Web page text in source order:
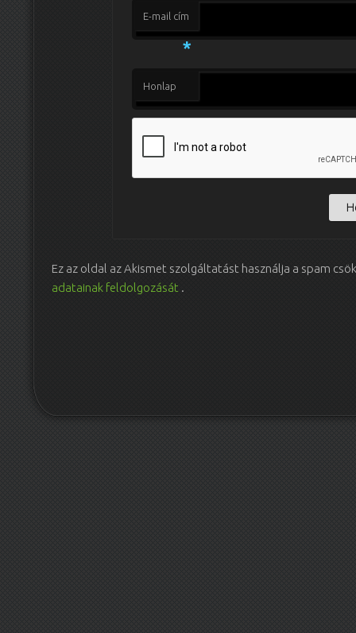
E-mail cím
*
Honlap
Ez az oldal az Akismet szolgáltatást használja a spam
adatainak feldolgozását .